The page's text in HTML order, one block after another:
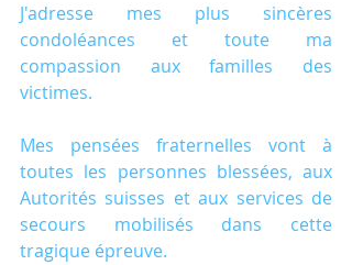
J'adresse mes plus sincères
condoléances et toute ma
compassion aux familles des
victimes.
Mes pensées fraternelles vont à
toutes les personnes blessées, aux
Autorités suisses et aux services de
secours mobilisés dans cette
tragique épreuve.